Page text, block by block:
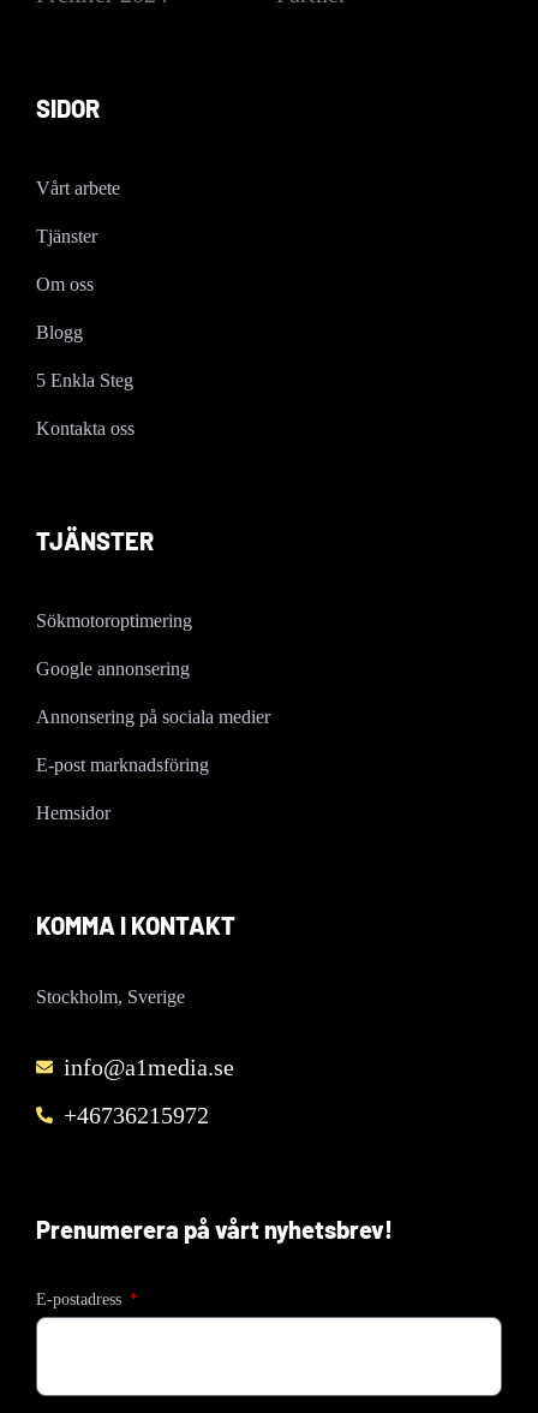
SIDOR
Vårt arbete
Tjänster
Om oss
Blogg
5 Enkla Steg
Kontakta oss
TJÄNSTER
Sökmotoroptimering
Google annonsering
Annonsering på sociala medier
E-post marknadsföring
Hemsidor
KOMMA I KONTAKT
Stockholm, Sverige
info@a1media.se
+46736215972
Prenumerera på vårt nyhetsbrev!
E-postadress